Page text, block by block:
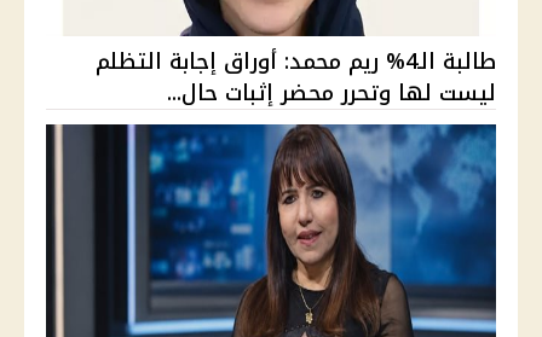
طالبة الـ4% ريم محمد: أوراق إجابة التظلم
ليست لها وتحرر محضر إثبات حال...